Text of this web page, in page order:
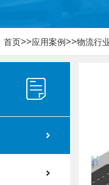
首页>>应用案例>>物流行